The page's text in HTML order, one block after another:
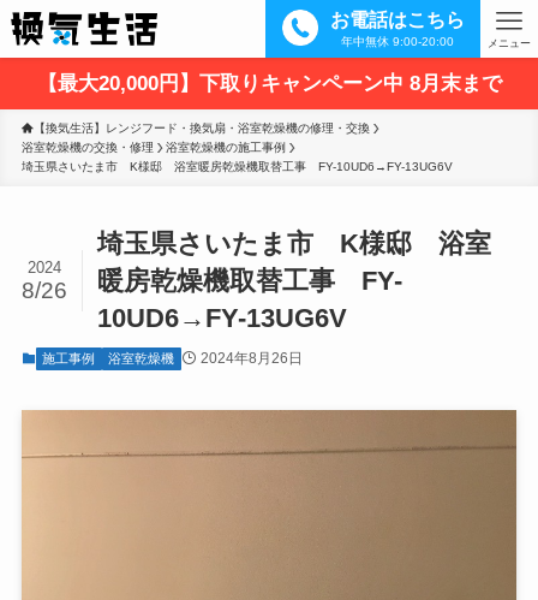
お電話はこちら
年中無休 9:00-20:00 メニュー
【最大20,000円】下取りキャンペーン中 8月末まで
【換気生活】レンジフード・換気扇・浴室乾燥機の修理・交換
浴室乾燥機の交換・修理
浴室乾燥機の施工事例
埼玉県さいたま市　K様邸　浴室暖房乾燥機取替工事　FY-10UD6→FY-13UG6V
埼玉県さいたま市 K様邸 浴室
暖房乾燥機取替工事 FY-
10UD6→FY-13UG6V
2024
8/26
施工事例 浴室乾燥機 2024年8月26日